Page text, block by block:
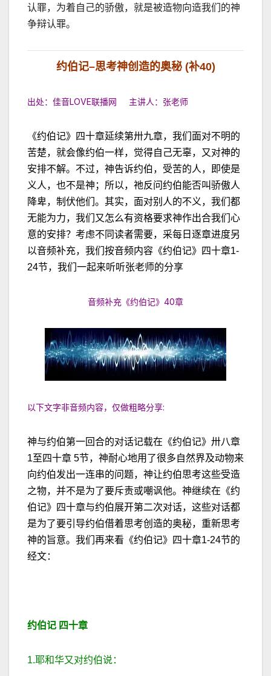
认罪，为着自己的骄傲，就是被造物向造我们的神
争辩认罪。
约伯记–思考神创造的奥秘(补40)
出处：佳音LOVE联播网 主讲人：张老师
《约伯记》四十章延续第卅九章，我们面对不明的
苦楚，就会像约伯一样，觉得自己无辜，又对神的
安排不解。不过，神告诉约伯，受苦的人，即使是
义人，也不是神；所以，祂反问约伯能否叫骄傲人
降卑，制伏他们。其实，面对别人的不义，我们都
无能为力，我们又怎么有资格要求神作出合我们心
意的安排？考虑不同读者需要，采每日逐章进度另
以音频补充，我们按音频内容《约伯记》四十章1-
24节，我们一起来听听张老师的分享
音频补充《约伯记》40章
以下文字非音频内容，仅做粗略分享:
神与约伯第一回合的对话记载在《约伯记》卅八章
1至四十章 5节，神耐心地用了很多自然界及动物来
向约伯发出一连串的问题，神让约伯思考这些受造
之物，并不是为了要斥责或嘲讽他。神继续在《约
伯记》四十章与约伯展开第二次对话，这些对话都
是为了要引导约伯借着思考创造的奥秘，重新思考
神的旨意。我们再来看《约伯记》四十章1-24节的
经文：
约伯记 四十章
1.耶和华又对约伯说：